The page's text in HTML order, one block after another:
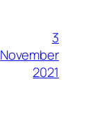
3
November
2021